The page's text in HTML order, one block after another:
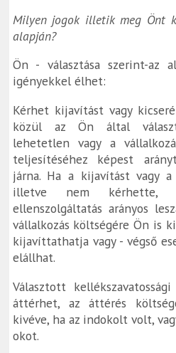
Milyen jogok illetik meg Önt
alapján?
Ön - választása szerint-az
igényekkel élhet:
Kérhet kijavítást vagy
közül az Ön által
lehetetlen vagy a
teljesítéséhez képest
járna. Ha a kijavítást vagy
illetve nem kérhette,
ellenszolgáltatás arányos
vállalkozás költségére Ön is
kijavíttathatja vagy - végső
elállhat.
Választott
áttérhet, az áttérés
kivéve, ha az indokolt volt,
okot.